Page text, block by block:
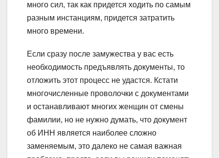
много сил, так как придется ходить по самым
разным инстанциям, придется затратить
много времени.
Если сразу после замужества у вас есть
необходимость предъявлять документы, то
отложить этот процесс не удастся. Кстати
многочисленные проволочки с документами
и останавливают многих женщин от смены
фамилии, но не нужно думать, что документ
об ИНН является наиболее сложно
заменяемым, это далеко не самая важная